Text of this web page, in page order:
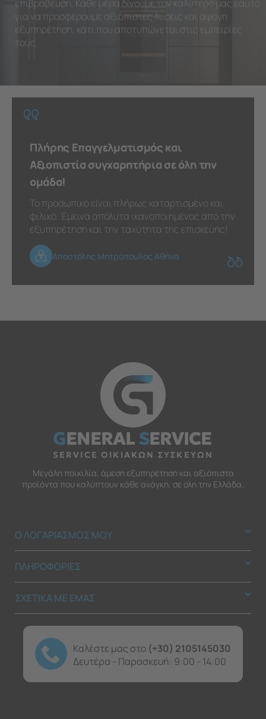
επιβράβευση. Κάθε μέρα δίνουμε τον καλύτερό μας εαυτό
για να προσφέρουμε αξιόπιστες λύσεις και άψογη
εξυπηρέτηση, κάτι που αποτυπώνεται στις εμπειρίες
τους.
Πλήρης Επαγγελματισμός και
Αξιοπιστία συγχαρητήρια σε όλη την
ομάδα!
Το προσωπικό είναι πλήρως καταρτισμένο και
φιλικό. Έμεινα απόλυτα ικανοποιημένος από την
εξυπηρέτηση και την ταχύτητα της επισκευής!
Αποστόλης Μητρόπουλος Αθήνα
GENERALSERVICE
SERVICE ΟΙΚΙΑΚΩΝ ΣΥΣΚΕΥΩΝ
Μεγάλη ποικιλία, άμεση εξυπηρέτηση και αξιόπιστα
προϊόντα που καλύπτουν κάθε ανάγκη, σε όλη την Ελλάδα.
Ο ΛΟΓΑΡΙΑΣΜΟΣ ΜΟΥ
ΠΛΗΡΟΦΟΡΙΕΣ
ΣΧΕΤΙΚΑ ΜΕ ΕΜΑΣ
Καλέστε μας στο (+30) 2105145030
Δευτέρα - Παρασκευή: 9:00 - 14:00